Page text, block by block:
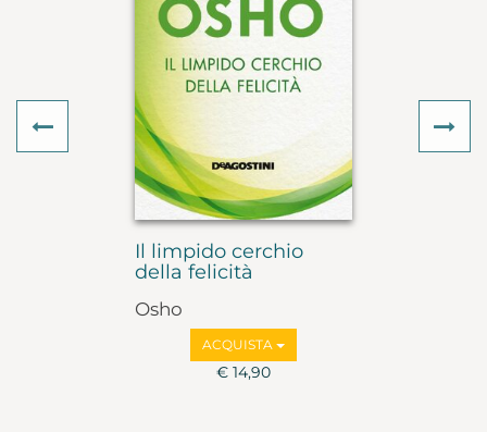
Il limpido cerchio
della felicità
Osho
ACQUISTA
€ 14,90
Previous